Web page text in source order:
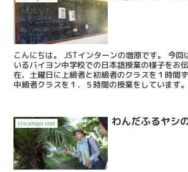
こんにちは。 JSTインターンの増原です。 今回
いるバイヨン中学校での日本語授業の様子をお
在、土曜日に上級者と初級者のクラスを１時間
中級者クラスを１．５時間の授業をしています
Uncategorized わんだふるヤシ